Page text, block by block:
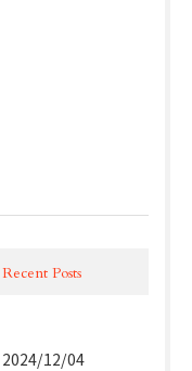
Recent Posts
2024/12/04